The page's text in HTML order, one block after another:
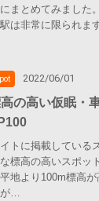
まとめてみました
は非常に限られま
2022/06/01
の高い仮眠・
トに掲載している
標高の高いスポッ
地より100m標高
…